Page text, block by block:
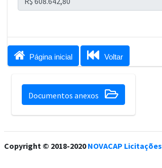
 Página inicial  Voltar
Documentos anexos 
Copyright © 2018-2020NOVACAP Licitações